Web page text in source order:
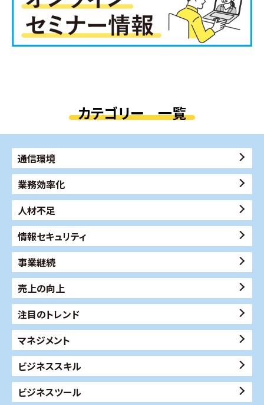
カテゴリー 一覧
通信環境
業務効率化
人材不足
情報セキュリティ
事業継続
売上の向上
注目のトレンド
マネジメント
ビジネススキル
ビジネスツール